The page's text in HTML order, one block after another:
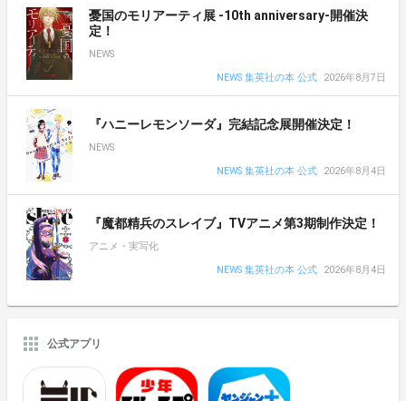
憂国のモリアーティ展 -10th anniversary-開催決
定！
NEWS
NEWS 集英社の本 公式
2026年8月7日
『ハニーレモンソーダ』完結記念展開催決定！
NEWS
NEWS 集英社の本 公式
2026年8月4日
『魔都精兵のスレイブ』TVアニメ第3期制作決定！
アニメ・実写化
NEWS 集英社の本 公式
2026年8月4日
公式アプリ